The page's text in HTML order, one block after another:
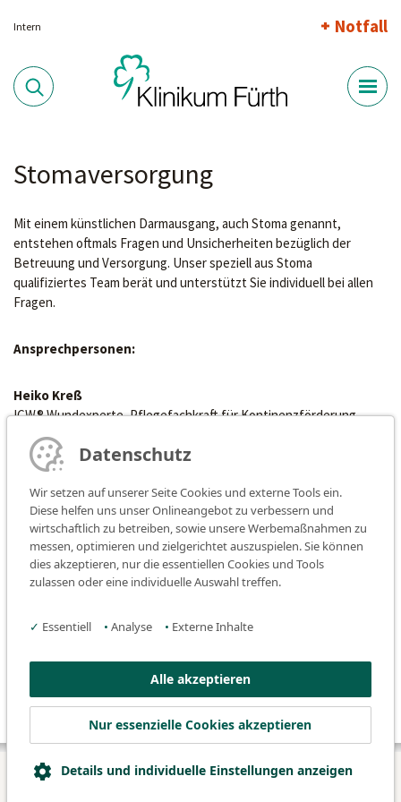
Intern Notfall
Stomaversorgung
Mit einem künstlichen Darmausgang, auch Stoma genannt,
entstehen oftmals Fragen und Unsicherheiten bezüglich der
Betreuung und Versorgung. Unser speziell aus Stoma
qualifiziertes Team berät und unterstützt Sie individuell bei allen
Fragen.
Ansprechpersonen:
Heiko Kreß
ICW® Wundexperte, Pflegefachkraft für Kontinenzförderung,
Stomafachkraft
Tel. 0911 7580 992660
Karin Schauer
ICW® Wundexpertin, Pflegeexpertin für Stoma/Wunde/Kontinenz
FgSKW, Pflegefachkraft für Kontinenzförderung
Tel. 0911 7580 992665
Enterostomatherapeutin Stoma/Kontinenz/Wunde
Termine nur nach Vereinbarung
© 2026 Klinikum Fürth
Datenschutz
Wir setzen auf unserer Seite Cookies und externe Tools ein.
Diese helfen uns unser Onlineangebot zu verbessern und
wirtschaftlich zu betreiben, sowie unsere Werbemaßnahmen zu
messen, optimieren und zielgerichtet auszuspielen. Sie können
dies akzeptieren, nur die essentiellen Cookies und Tools
zulassen oder eine individuelle Auswahl treffen.
✓ Essentiell • Analyse • Externe Inhalte
Alle akzeptieren
Nur essenzielle Cookies akzeptieren
Details und individuelle Einstellungen anzeigen